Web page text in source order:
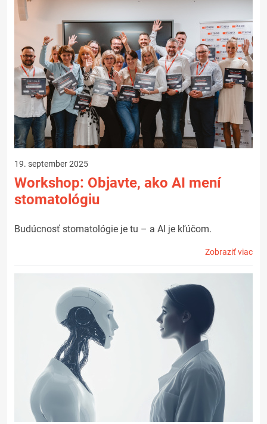
19. september 2025
Workshop: Objavte, ako AI mení
stomatológiu
Budúcnosť stomatológie je tu – a AI je kľúčom.
Zobraziť viac